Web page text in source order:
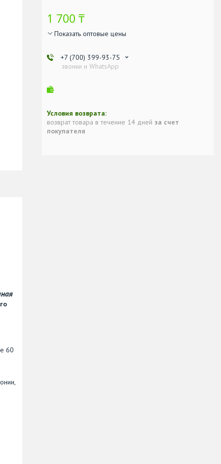
60
1 700 ₸
Показать оптовые цены
+7 (700) 399-93-75
звонки и WhatsApp
возврат товара в течение 14 дней за счет
покупателя